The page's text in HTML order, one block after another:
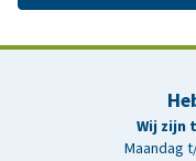
Wij zijn
Maandag